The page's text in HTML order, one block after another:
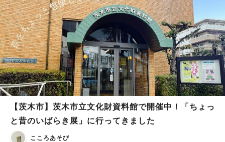
【茨木市】茨木市立文化財資料館で開催中！「ちょっ
と昔のいばらき展」に行ってきました
こころあそび